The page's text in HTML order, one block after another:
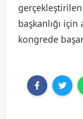
başkanlığı
kongrede